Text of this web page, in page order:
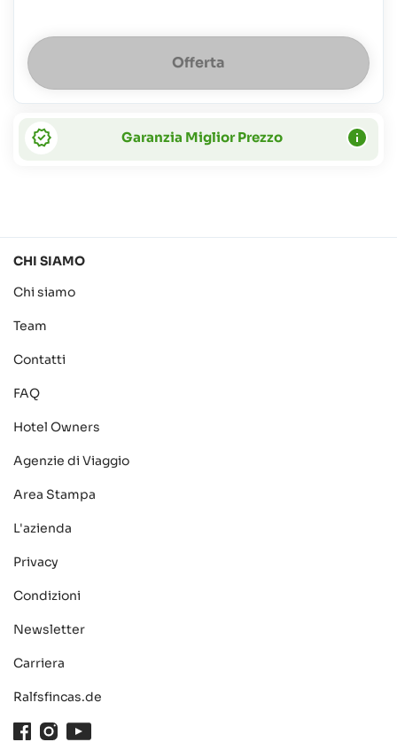
Offerta
Garanzia Miglior Prezzo
CHI SIAMO
Chi siamo
Team
Contatti
FAQ
Hotel Owners
Agenzie di Viaggio
Area Stampa
L'azienda
Privacy
Condizioni
Newsletter
Carriera
Ralfsfincas.de
FacebookInstagram